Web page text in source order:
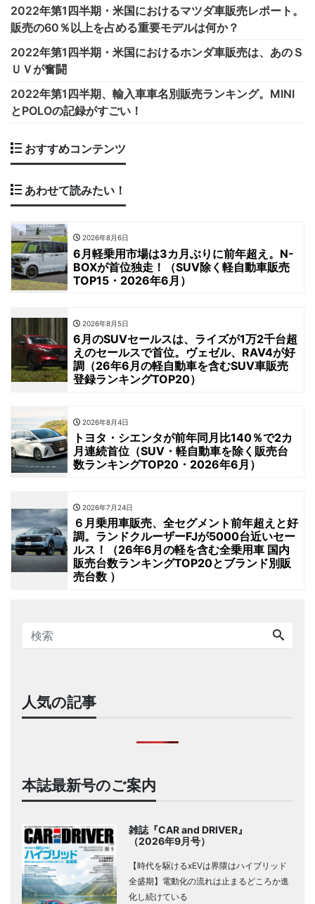
2022年第1四半期・米国におけるマツダ車販売レポート。
販売の60％以上を占める重要モデルは何か？
2022年第1四半期・米国におけるホンダ車販売は、あのＳ
ＵＶが奮闘
2022年第1四半期、輸入車車名別販売ランキング。MINI
とPOLOの記録がすごい！
おすすめコンテンツ
あわせて読みたい！
2026年8月6日
6月軽乗用市場は3カ月ぶりに前年超え。N-
BOXが首位独走！（SUV除く軽自動車販売
TOP15・2026年6月）
2026年8月5日
6月のSUVセールスは、ライズが1万2千台超
えのセールスで首位。ヴェゼル、RAV4が好
調（26年6月の軽自動車を含むSUV車販売
登録ランキングTOP20）
2026年8月4日
トヨタ・シエンタが前年同月比140％で2カ
月連続首位（SUV・軽自動車を除く販売台
数ランキングTOP20・2026年6月）
2026年7月24日
６月乗用車販売、全セグメント前年超えと好
調。ランドクルーザーFJが5000台近いセー
ルス！（26年6月の軽を含む全乗用車 国内
販売台数ランキングTOP20とブランド別販
売台数 ）
人気の記事
本誌最新号のご案内
雑誌『CAR and DRIVER』
（2026年9月号）
【時代を駆けるxEVは界隈はハイブリッド
全盛期】電動化の流れは止まるどころか進
化し続けている